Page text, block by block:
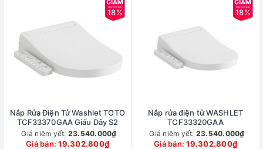
18%
Nắp Rửa Điện Tử Washlet TOTO
TCF33370GAA Giấu Dây S2
Giá niêm yết: 23.540.000₫
Giá bán:19.302.800₫
18%
Nắp rửa điện tử WASHLET
TCF33320GAA
Giá niêm yết: 23.540.000₫
Giá bán:19.302.800₫